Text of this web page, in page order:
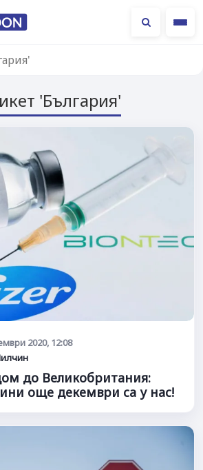
'България'
2020, 12:08
до Великобритания:
още декември са у нас!